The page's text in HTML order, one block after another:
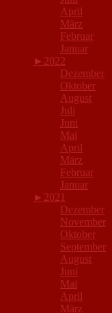
April
März
Februar
Januar
► 2022
Dezember
Oktober
August
Juli
Juni
Mai
April
März
Februar
Januar
► 2021
Dezember
November
Oktober
September
August
Juni
Mai
April
März